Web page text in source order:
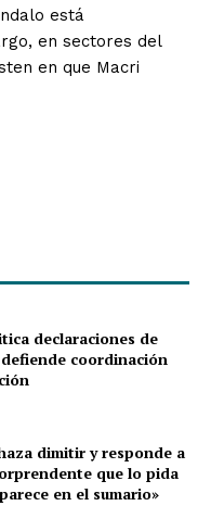
está
en sectores del
en que Macri
declaraciones de
coordinación
dimitir y responde a
que lo pida
en el sumario»